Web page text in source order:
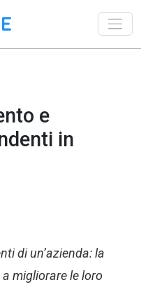
e
in
di un’azienda: la
migliorare le loro